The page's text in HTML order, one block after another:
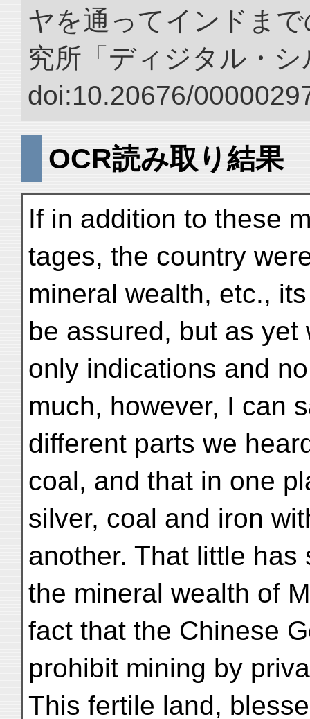
ヤを通ってインドま
究所「ディジタル・
doi:10.20676/
OCR読み取り結果
If in addition to these
tages, the country
mineral wealth, etc.,
be assured, but as
only indications and
much, however, I can
different parts we
coal, and that in one
silver, coal and iron
another. That little
the mineral wealth of
fact that the Chinese
prohibit mining by
This fertile land,